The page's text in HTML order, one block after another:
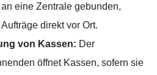
eine Zentrale gebunden,
direkt vor Ort.
von Kassen: Der
öffnet Kassen, sofern sie